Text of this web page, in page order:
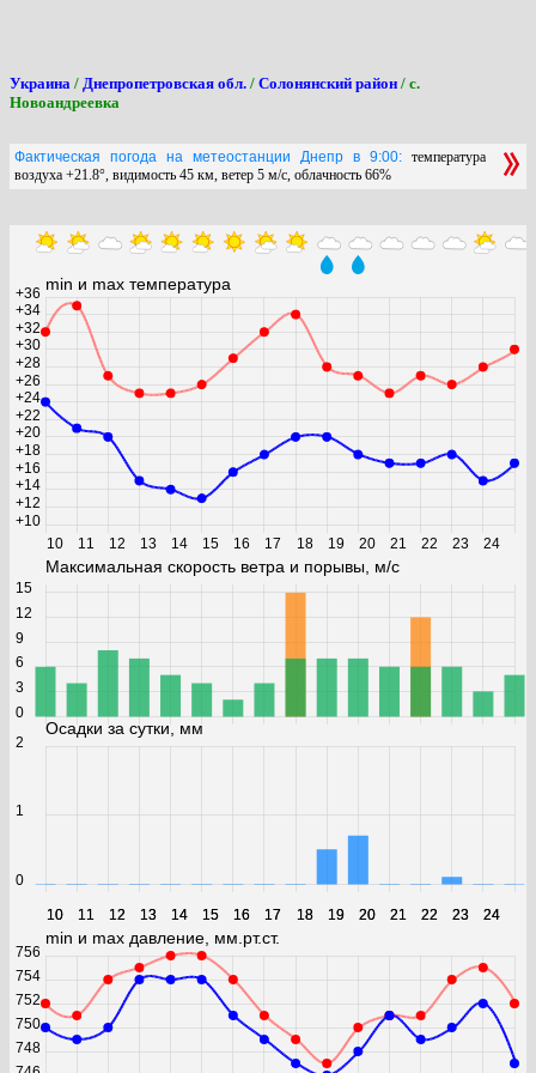
Украина / Днепропетровская обл. / Солонянский район / с.
Новоандреевка
Фактическая погода на метеостанции Днепр в 9:00: температура
воздуха +21.8°, видимость 45 км, ветер 5 м/с, облачность 66%
min и max температура
10 11 12 13 14 15 16 17 18 19 20 21 22 23 24
+10
+12
+14
+16
+18
+20
+22
+24
+26
+28
+30
+32
+34
+36
Максимальная скорость ветра и порывы, м/с
10 11 12 13 14 15 16 17 18 19 20 21 22 23 24
0
3
6
9
12
15
Осадки за сутки, мм
10 11 12 13 14 15 16 17 18 19 20 21 22 23 24
0
1
2
min и max давление, мм.рт.ст.
748
750
752
754
756